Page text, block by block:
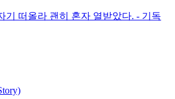
기 떠올라 괜히 혼자 열받았다. - 기독